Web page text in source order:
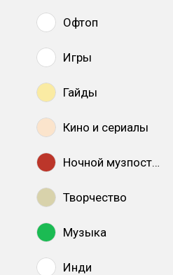
Офтоп
Игры
Гайды
Кино и сериалы
Ночной музпостинг
Творчество
Музыка
Инди